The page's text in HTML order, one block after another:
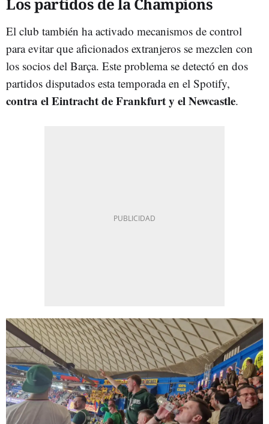
El club también ha activado mecanismos de control
para evitar que aficionados extranjeros se mezclen con
los socios del Barça. Este problema se detectó en dos
partidos disputados esta temporada en el Spotify,
contra el Eintracht de Frankfurt y el Newcastle.